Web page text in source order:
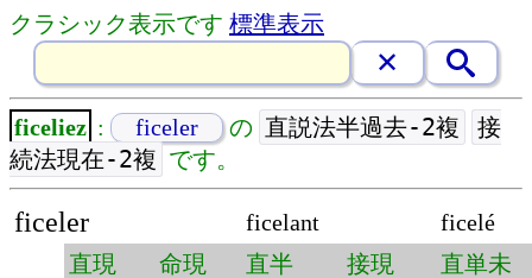
クラシック表示です 標準表示
ficeliez : ficeler の 直説法半過去-2複
接
続法現在-2複 です。
ficeler ficelant
ficelé
直現
命現 直半 接現
直単未